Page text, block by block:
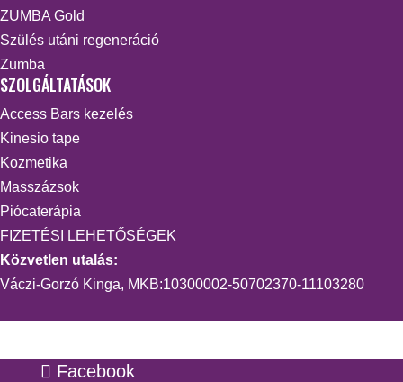
ZUMBA Gold
Szülés utáni regeneráció
Zumba
SZOLGÁLTATÁSOK
Access Bars kezelés
Kinesio tape
Kozmetika
Masszázsok
Piócaterápia
FIZETÉSI LEHETŐSÉGEK
Közvetlen utalás:
Váczi-Gorzó Kinga, MKB:10300002-50702370-11103280
Facebook